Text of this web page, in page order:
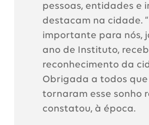
pessoas, entidades e
destacam na cidade.
importante para nós,
ano de Instituto,
reconhecimento da
Obrigada a todos
tornaram esse sonho
constatou, à época.